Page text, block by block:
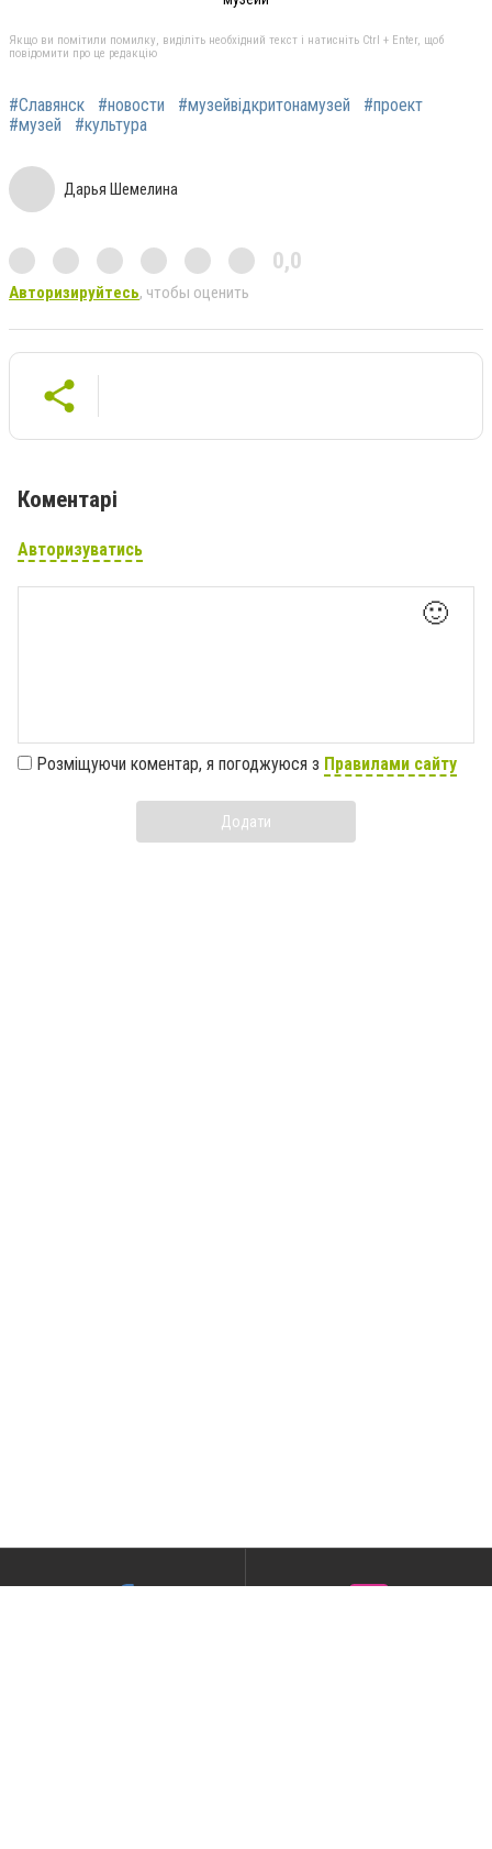
Якщо ви помітили помилку, виділіть необхідний текст і натисніть Ctrl + Enter, щоб
повідомити про це редакцію
#Славянск #новости #музейвідкритонамузей
#проект
#музей
#культура
Дарья Шемелина
0,0
Авторизируйтесь, чтобы оценить
Коментарі
Авторизуватись
🙂
Розміщуючи коментар, я погоджуюся з Правилами сайту
Додати